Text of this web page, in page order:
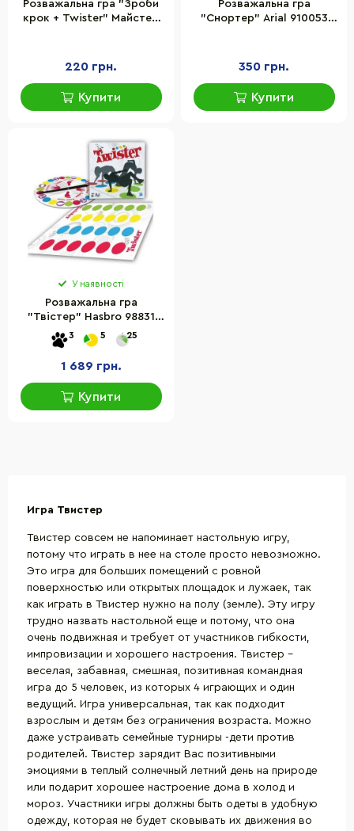
Розважальна гра "Зроби
крок + Twister" Майстер
220 грн.
Купити
Розважальна гра
"Снортер" Arial 910053
350 грн.
Купити
У наявності
Розважальна гра
"Твістер" Hasbro 98831
ігрове поле 160х120 см,
рулетка
3 5 25
1 689 грн.
Купити
Игра Твистер
Твистер совсем не напоминает настольную игру,
потому что играть в нее на столе просто невозможно.
Это игра для больших помещений с ровной
поверхностью или открытых площадок и лужаек, так
как играть в Твистер нужно на полу (земле). Эту игру
трудно назвать настольной еще и потому, что она
очень подвижная и требует от участников гибкости,
импровизации и хорошего настроения. Твистер –
веселая, забавная, смешная, позитивная командная
игра до 5 человек, из которых 4 играющих и один
ведущий. Игра универсальная, так как подходит
взрослым и детям без ограничения возраста. Можно
даже устраивать семейные турниры -дети против
родителей. Твистер зарядит Вас позитивными
эмоциями в теплый солнечный летний день на природе
или подарит хорошее настроение дома в холод и
мороз. Участники игры должны быть одеты в удобную
одежду, которая не будет сковывать их движения во